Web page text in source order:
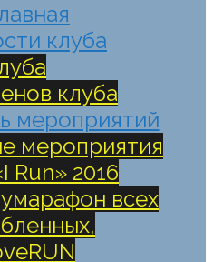
клуба
клуба
мероприятий
мероприятия
Run» 2016
всех